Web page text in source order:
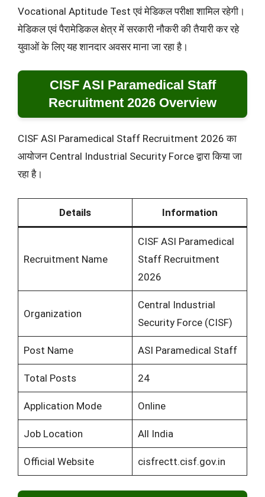
Vocational Aptitude Test एवं मेडिकल परीक्षा शामिल रहेगी।
मेडिकल एवं पैरामेडिकल क्षेत्र में सरकारी नौकरी की तैयारी कर रहे
युवाओं के लिए यह शानदार अवसर माना जा रहा है।
CISF ASI Paramedical Staff
Recruitment 2026 Overview
CISF ASI Paramedical Staff Recruitment 2026 का
आयोजन Central Industrial Security Force द्वारा किया जा
रहा है।
Details Information
Recruitment Name
CISF ASI Paramedical
Staff Recruitment
2026
Organization
Central Industrial
Security Force (CISF)
Post Name ASI Paramedical Staff
Total Posts 24
Application Mode Online
Job Location All India
Official Website cisfrectt.cisf.gov.in